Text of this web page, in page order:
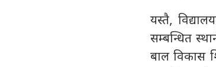
यस्तै,
सम्बन्धित
बाल विकास